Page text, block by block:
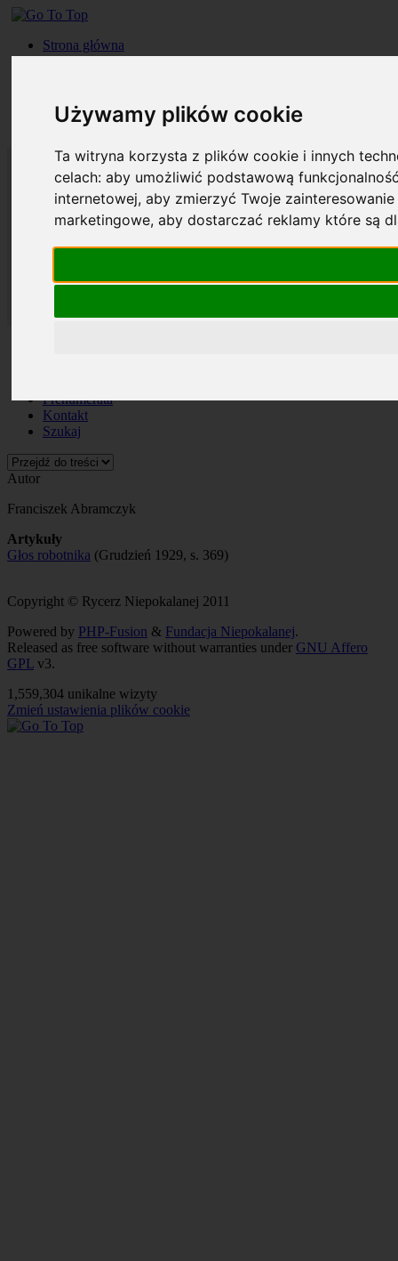
Używamy plików cookie
Ta witryna korzysta z plików cookie i innych
celach:aby umożliwić podstawową
internetowej,aby zmierzyć Twoje
marketingowe,aby dostarczać reklamy które są
Strona główna
Roczniki
Kontakt
Szukaj
Prenumerata
Kontakt
Szukaj
Autor
Franciszek Abramczyk
Artykuły
Głos robotnika (Grudzień 1929, s. 369)
Copyright © Rycerz Niepokalanej 2011
Powered by PHP-Fusion & Fundacja Niepokalanej.
Released as free software without warranties under GNU Affero
GPL v3.
1,559,304 unikalne wizyty
Zmień ustawienia plików cookie